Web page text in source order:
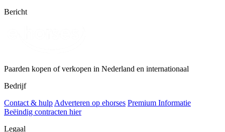
Bericht
Paarden kopen of verkopen in Nederland en internationaal
Bedrijf
Contact & hulpAdverteren op ehorses Premium Informatie
Beëindig contracten hier
Legaal